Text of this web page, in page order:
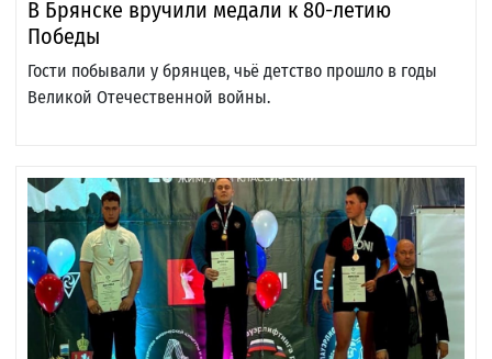
В Брянске вручили медали к 80-летию
Победы
Гости побывали у брянцев, чьё детство прошло в годы
Великой Отечественной войны.